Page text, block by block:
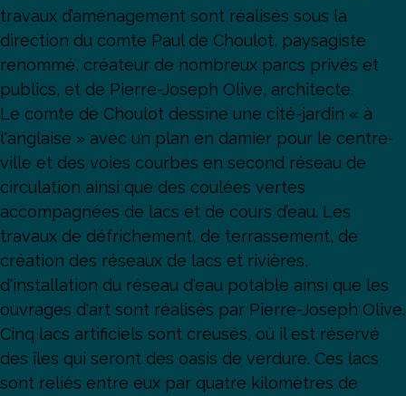
travaux d’aménagement sont réalisés sous la
direction du comte Paul de Choulot, paysagiste
renommé, créateur de nombreux parcs privés et
publics, et de Pierre-Joseph Olive, architecte.
Le comte de Choulot dessine une cité-jardin « à
l'anglaise » avec un plan en damier pour le centre-
ville et des voies courbes en second réseau de
circulation ainsi que des coulées vertes
accompagnées de lacs et de cours d’eau. Les
travaux de défrichement, de terrassement, de
création des réseaux de lacs et rivières,
d'installation du réseau d'eau potable ainsi que les
ouvrages d'art sont réalisés par Pierre-Joseph Olive.
Cinq lacs artificiels sont creusés, où il est réservé
des îles qui seront des oasis de verdure. Ces lacs
sont reliés entre eux par quatre kilomètres de